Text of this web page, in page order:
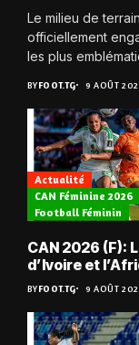
Le milieu de
officiellement
les plus
BYFOOT.TG 9 AOÛT
Actualité
CAN Féminine 2026
Football Féminin
CAN 2026 (F):
d’Ivoire et
Sud tombent
BYFOOT.TG 9 AOÛT